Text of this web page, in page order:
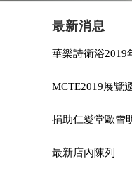
最新消息
華樂詩衛浴2019
MCTE2019展覽
捐助仁愛堂歐雪
最新店內陳列